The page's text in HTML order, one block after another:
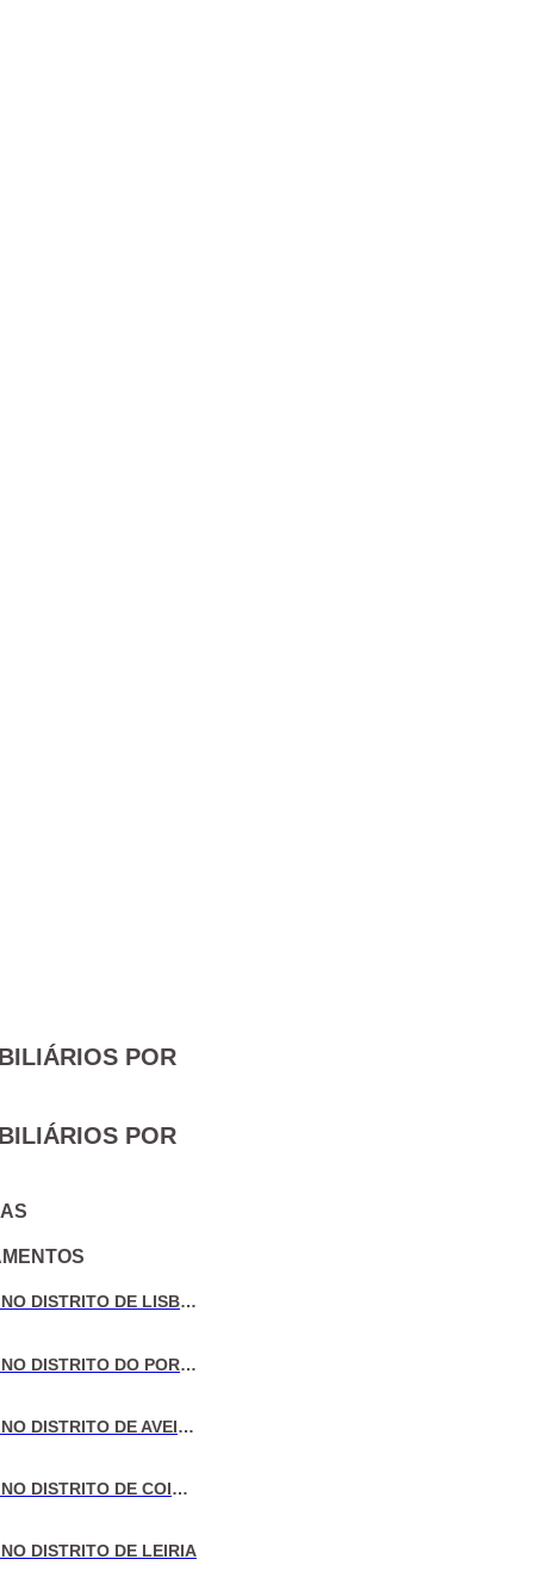
POR
POR
VENDA DE MORADIAS NO DISTRITO DE LISBOA
VENDA DE MORADIAS NO DISTRITO DO PORTO
VENDA DE MORADIAS NO DISTRITO DE AVEIRO
VENDA DE MORADIAS NO DISTRITO DE COIMBRA
DISTRITO DE LEIRIA